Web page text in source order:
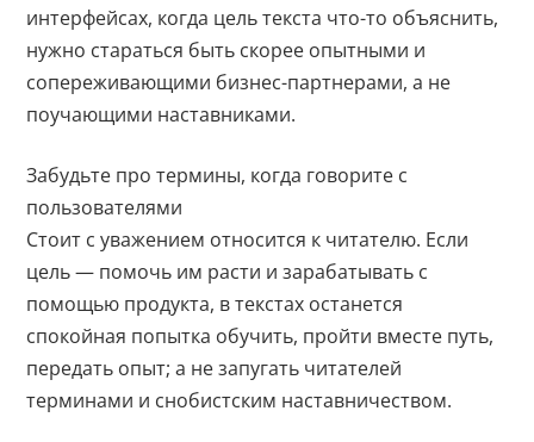
интерфейсах, когда цель текста что-то объяснить,
нужно стараться быть скорее опытными и
сопереживающими бизнес-партнерами, а не
поучающими наставниками.
Забудьте про термины, когда говорите с
пользователями
Стоит с уважением относится к читателю. Если
цель — помочь им расти и зарабатывать с
помощью продукта, в текстах останется
спокойная попытка обучить, пройти вместе путь,
передать опыт; а не запугать читателей
терминами и снобистским наставничеством.